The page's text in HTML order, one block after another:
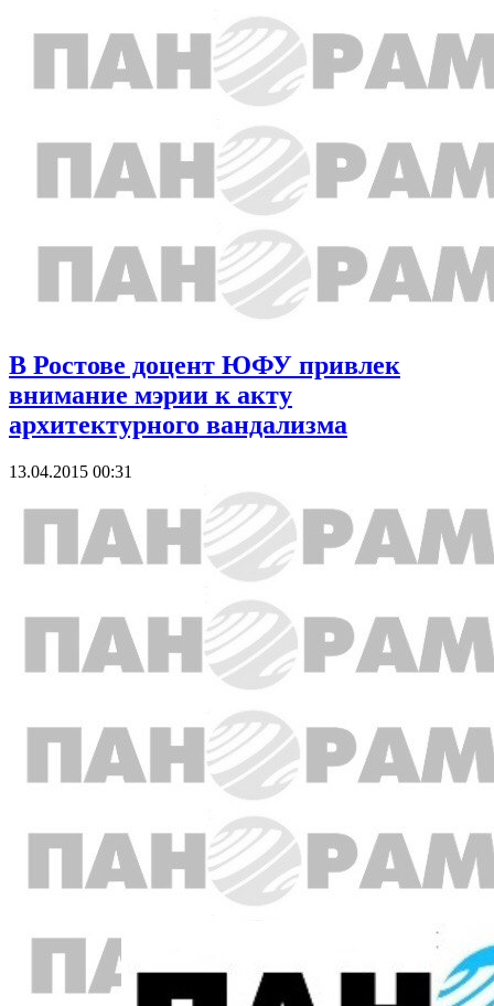
В Ростове доцент ЮФУ привлек
внимание мэрии к акту
архитектурного вандализма
13.04.2015 00:31